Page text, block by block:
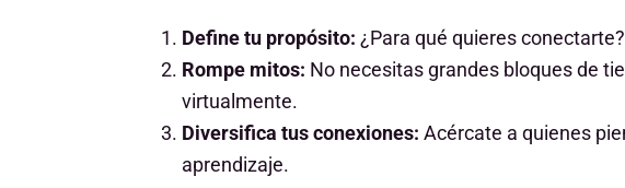
Define tu propósito: ¿Para qué quieres
Rompe mitos: No necesitas grandes bloques de
virtualmente.
Diversifica tus conexiones: Acércate a quienes
aprendizaje.